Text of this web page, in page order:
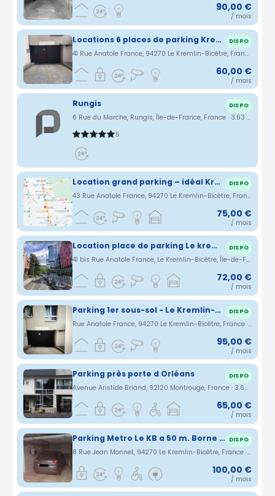
90,00 €
/ mois
Locations 6 places de parking Kremlin Bicêtre DISPO
41 Rue Anatole France, 94270 Le Kremlin-Bicêtre, France · 3.62 km
60,00 €
/ mois
Rungis DISPO
6 Rue du Marche, Rungis, Île-de-France, France · 3.63 km
5
Location grand parking – idéal Kremlin-Bicêtre DISPO
43 Rue Anatole France, 94270 Le Kremlin-Bicêtre, France · 3.64 km
75,00 €
/ mois
Location place de parking Le kremlin Bicêtre DISPO
41 bis Rue Anatole France, Le Kremlin-Bicêtre, Île-de-France, France · 3.64 km
72,00 €
/ mois
Parking 1er sous-sol - Le Kremlin-Bicêtre/Villejuif DISPO
Rue Anatole France, 94270 Le Kremlin-Bicêtre, France · 3.67 km
95,00 €
/ mois
Parking près porte d Orléans DISPO
Avenue Aristide Briand, 92120 Montrouge, France · 3.69 km
65,00 €
/ mois
Parking Metro Le KB a 50 m. Borne éléctrique additionnelle DISPO
8 Rue Jean Monnet, 94270 Le Kremlin-Bicêtre, France · 3.75 km
100,00 €
/ mois